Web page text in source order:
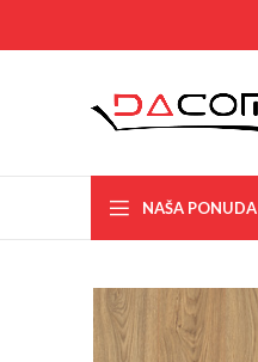
NAŠA PONUDA